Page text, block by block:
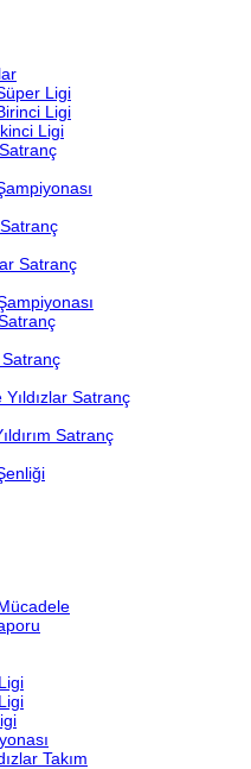
Ligi
Ligi
Ligi
Satranç
Satranç
Satranç
Takım